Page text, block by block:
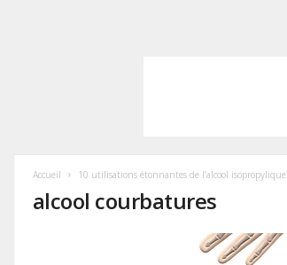
Accueil 10 utilisations étonnantes de l’alcool isopropylique
alcool courbatures